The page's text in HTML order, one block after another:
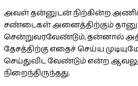
அவள் தன்னுடன் நிற்கின்ற
சண்டைகள் அனைத்திற்கும்
சென்றுவரவேண்டும், தன்னால்
தேசத்திற்கு எதைச் செய்ய
செய்துவிட வேண்டும் என்ற
நிறைந்திருந்தது.